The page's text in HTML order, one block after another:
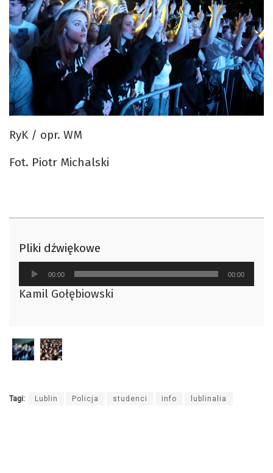
RyK / opr. WM
Fot. Piotr Michalski
Pliki dźwiękowe
Odtwarzacz
plików
dźwiękowych
00:00 00:00
Kamil Gołębiowski
Tagi: Lublin Policja studenci info lublinalia